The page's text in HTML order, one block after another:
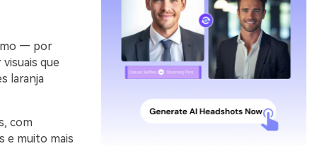
— por
que
laranja
com
e muito mais